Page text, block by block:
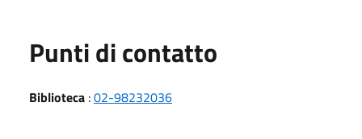
Punti di contatto
Biblioteca :02-98232036